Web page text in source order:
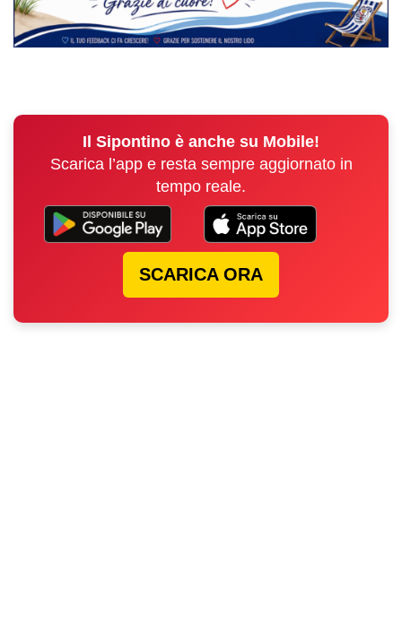
Il Sipontino è anche su Mobile!
Scarica l’app e resta sempre aggiornato in
tempo reale.
SCARICA ORA